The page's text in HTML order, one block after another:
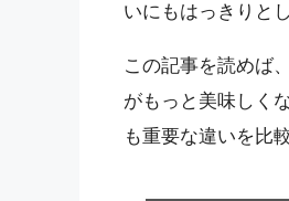
いにもはっきりと
この記事を読めば
がもっと美味しく
も重要な違いを比